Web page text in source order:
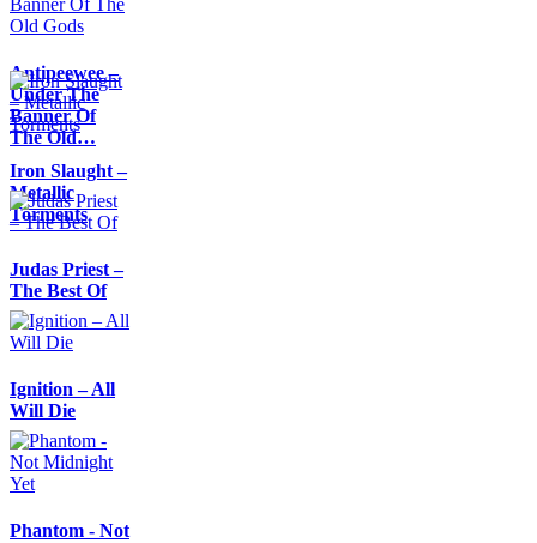
Antipeewee –
Under The
Banner Of
The Old…
Iron Slaught –
Metallic
Torments
Judas Priest –
The Best Of
Ignition – All
Will Die
Phantom - Not